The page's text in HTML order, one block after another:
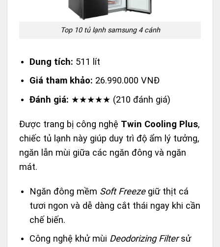
Top 10 tủ lạnh samsung 4 cánh
Dung tích: 511 lít
Giá tham khảo: 26.990.000 VNĐ
Đánh giá: ★★★★★ (210 đánh giá)
Được trang bị công nghệ Twin Cooling Plus,
chiếc tủ lạnh này giúp duy trì độ ẩm lý tưởng,
ngăn lẫn mùi giữa các ngăn đông và ngăn
mát.
Ngăn đông mềm Soft Freezegiữ thịt cá
tươi ngon và dễ dàng cắt thái ngay khi cần
chế biến.
Công nghệ khử mùi Deodorizing Filtersử